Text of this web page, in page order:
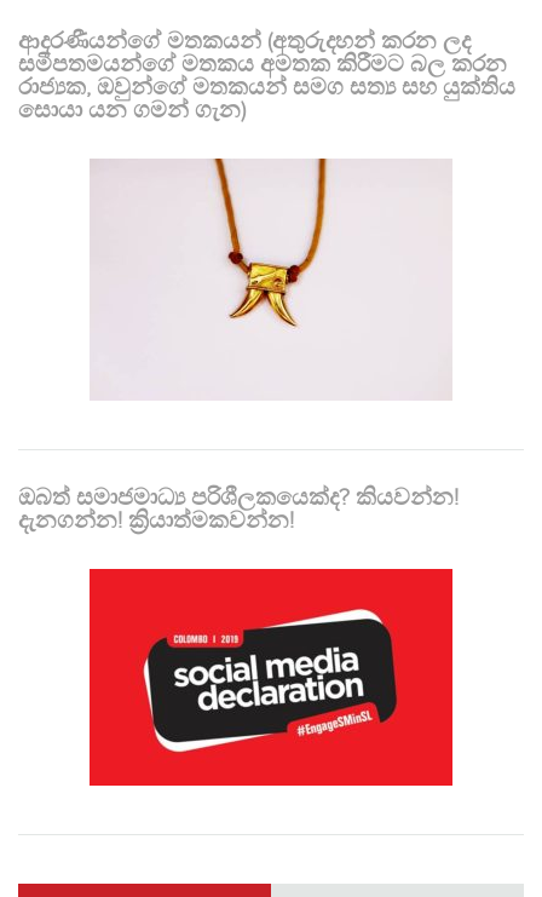
ආදරණීයන්ගේ මතකයන් (අතුරුදහන් කරන ලද
සමීපතමයන්ගේ මතකය අමතක කිරීමට බල කරන
රාජ්‍යක, ඔවුන්ගේ මතකයන් සමග සත්‍ය සහ යුක්තිය
සොයා යන ගමන් ගැන)
ඔබත් සමාජමාධ්‍ය පරිශීලකයෙක්ද? කියවන්න!
දැනගන්න! ක්‍රියාත්මකවන්න!